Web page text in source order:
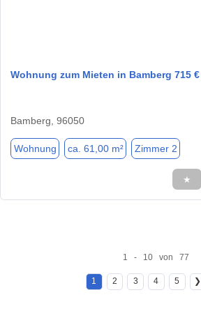
Wohnung zum Mieten in Bamberg 715 €
Bamberg, 96050
Wohnung ca. 61,00 m² Zimmer 2
★
1 - 10 von 77
1 2 3 4 5 ❯